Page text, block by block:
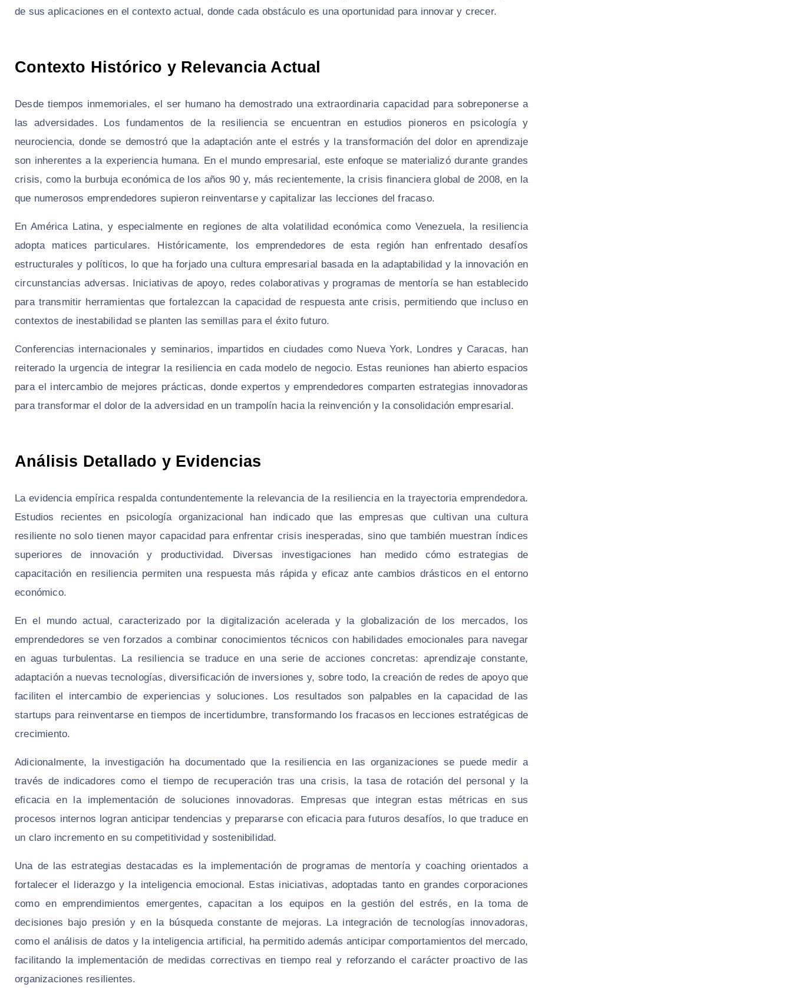
de sus aplicaciones en el contexto actual, donde cada obstáculo es una oportunidad para innovar y crecer.
Contexto Histórico y Relevancia Actual
Desde tiempos inmemoriales, el ser humano ha demostrado una extraordinaria capacidad para sobreponerse a
las adversidades. Los fundamentos de la resiliencia se encuentran en estudios pioneros en psicología y
neurociencia, donde se demostró que la adaptación ante el estrés y la transformación del dolor en aprendizaje
son inherentes a la experiencia humana. En el mundo empresarial, este enfoque se materializó durante grandes
crisis, como la burbuja económica de los años 90 y, más recientemente, la crisis financiera global de 2008, en la
que numerosos emprendedores supieron reinventarse y capitalizar las lecciones del fracaso.
En América Latina, y especialmente en regiones de alta volatilidad económica como Venezuela, la resiliencia
adopta matices particulares. Históricamente, los emprendedores de esta región han enfrentado desafíos
estructurales y políticos, lo que ha forjado una cultura empresarial basada en la adaptabilidad y la innovación en
circunstancias adversas. Iniciativas de apoyo, redes colaborativas y programas de mentoría se han establecido
para transmitir herramientas que fortalezcan la capacidad de respuesta ante crisis, permitiendo que incluso en
contextos de inestabilidad se planten las semillas para el éxito futuro.
Conferencias internacionales y seminarios, impartidos en ciudades como Nueva York, Londres y Caracas, han
reiterado la urgencia de integrar la resiliencia en cada modelo de negocio. Estas reuniones han abierto espacios
para el intercambio de mejores prácticas, donde expertos y emprendedores comparten estrategias innovadoras
para transformar el dolor de la adversidad en un trampolín hacia la reinvención y la consolidación empresarial.
Análisis Detallado y Evidencias
La evidencia empírica respalda contundentemente la relevancia de la resiliencia en la trayectoria emprendedora.
Estudios recientes en psicología organizacional han indicado que las empresas que cultivan una cultura
resiliente no solo tienen mayor capacidad para enfrentar crisis inesperadas, sino que también muestran índices
superiores de innovación y productividad. Diversas investigaciones han medido cómo estrategias de
capacitación en resiliencia permiten una respuesta más rápida y eficaz ante cambios drásticos en el entorno
económico.
En el mundo actual, caracterizado por la digitalización acelerada y la globalización de los mercados, los
emprendedores se ven forzados a combinar conocimientos técnicos con habilidades emocionales para navegar
en aguas turbulentas. La resiliencia se traduce en una serie de acciones concretas: aprendizaje constante,
adaptación a nuevas tecnologías, diversificación de inversiones y, sobre todo, la creación de redes de apoyo que
faciliten el intercambio de experiencias y soluciones. Los resultados son palpables en la capacidad de las
startups para reinventarse en tiempos de incertidumbre, transformando los fracasos en lecciones estratégicas de
crecimiento.
Adicionalmente, la investigación ha documentado que la resiliencia en las organizaciones se puede medir a
través de indicadores como el tiempo de recuperación tras una crisis, la tasa de rotación del personal y la
eficacia en la implementación de soluciones innovadoras. Empresas que integran estas métricas en sus
procesos internos logran anticipar tendencias y prepararse con eficacia para futuros desafíos, lo que traduce en
un claro incremento en su competitividad y sostenibilidad.
Una de las estrategias destacadas es la implementación de programas de mentoría y coaching orientados a
fortalecer el liderazgo y la inteligencia emocional. Estas iniciativas, adoptadas tanto en grandes corporaciones
como en emprendimientos emergentes, capacitan a los equipos en la gestión del estrés, en la toma de
decisiones bajo presión y en la búsqueda constante de mejoras. La integración de tecnologías innovadoras,
como el análisis de datos y la inteligencia artificial, ha permitido además anticipar comportamientos del mercado,
facilitando la implementación de medidas correctivas en tiempo real y reforzando el carácter proactivo de las
organizaciones resilientes.